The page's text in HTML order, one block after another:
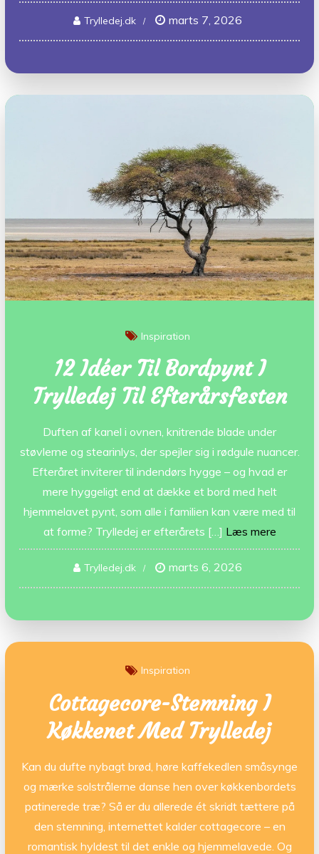
Trylledej.dk marts 7, 2026
Inspiration
12 Idéer Til Bordpynt I
Trylledej Til Efterårsfesten
Duften af kanel i ovnen, knitrende blade under
støvlerne og stearinlys, der spejler sig i rødgule nuancer.
Efteråret inviterer til indendørs hygge – og hvad er
mere hyggeligt end at dække et bord med helt
hjemmelavet pynt, som alle i familien kan være med til
at forme? Trylledej er efterårets […] Læs mere
Trylledej.dk marts 6, 2026
Inspiration
Cottagecore-Stemning I
Køkkenet Med Trylledej
Kan du dufte nybagt brød, høre kaffekedlen småsynge
og mærke solstrålerne danse hen over køkkenbordets
patinerede træ? Så er du allerede ét skridt tættere på
den stemning, internettet kalder cottagecore – en
romantisk hyldest til det enkle og hjemmelavede. Og